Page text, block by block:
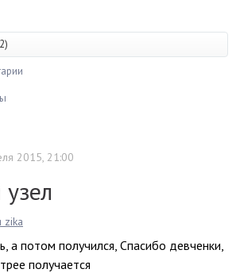
2015, 21:00
zika
а потом получился, Спасибо девченки,
получается